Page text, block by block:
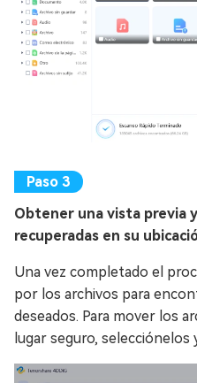
Obtener una vista previa
recuperadas en su
Una vez completado el
por los archivos para
deseados. Para mover los
lugar seguro,